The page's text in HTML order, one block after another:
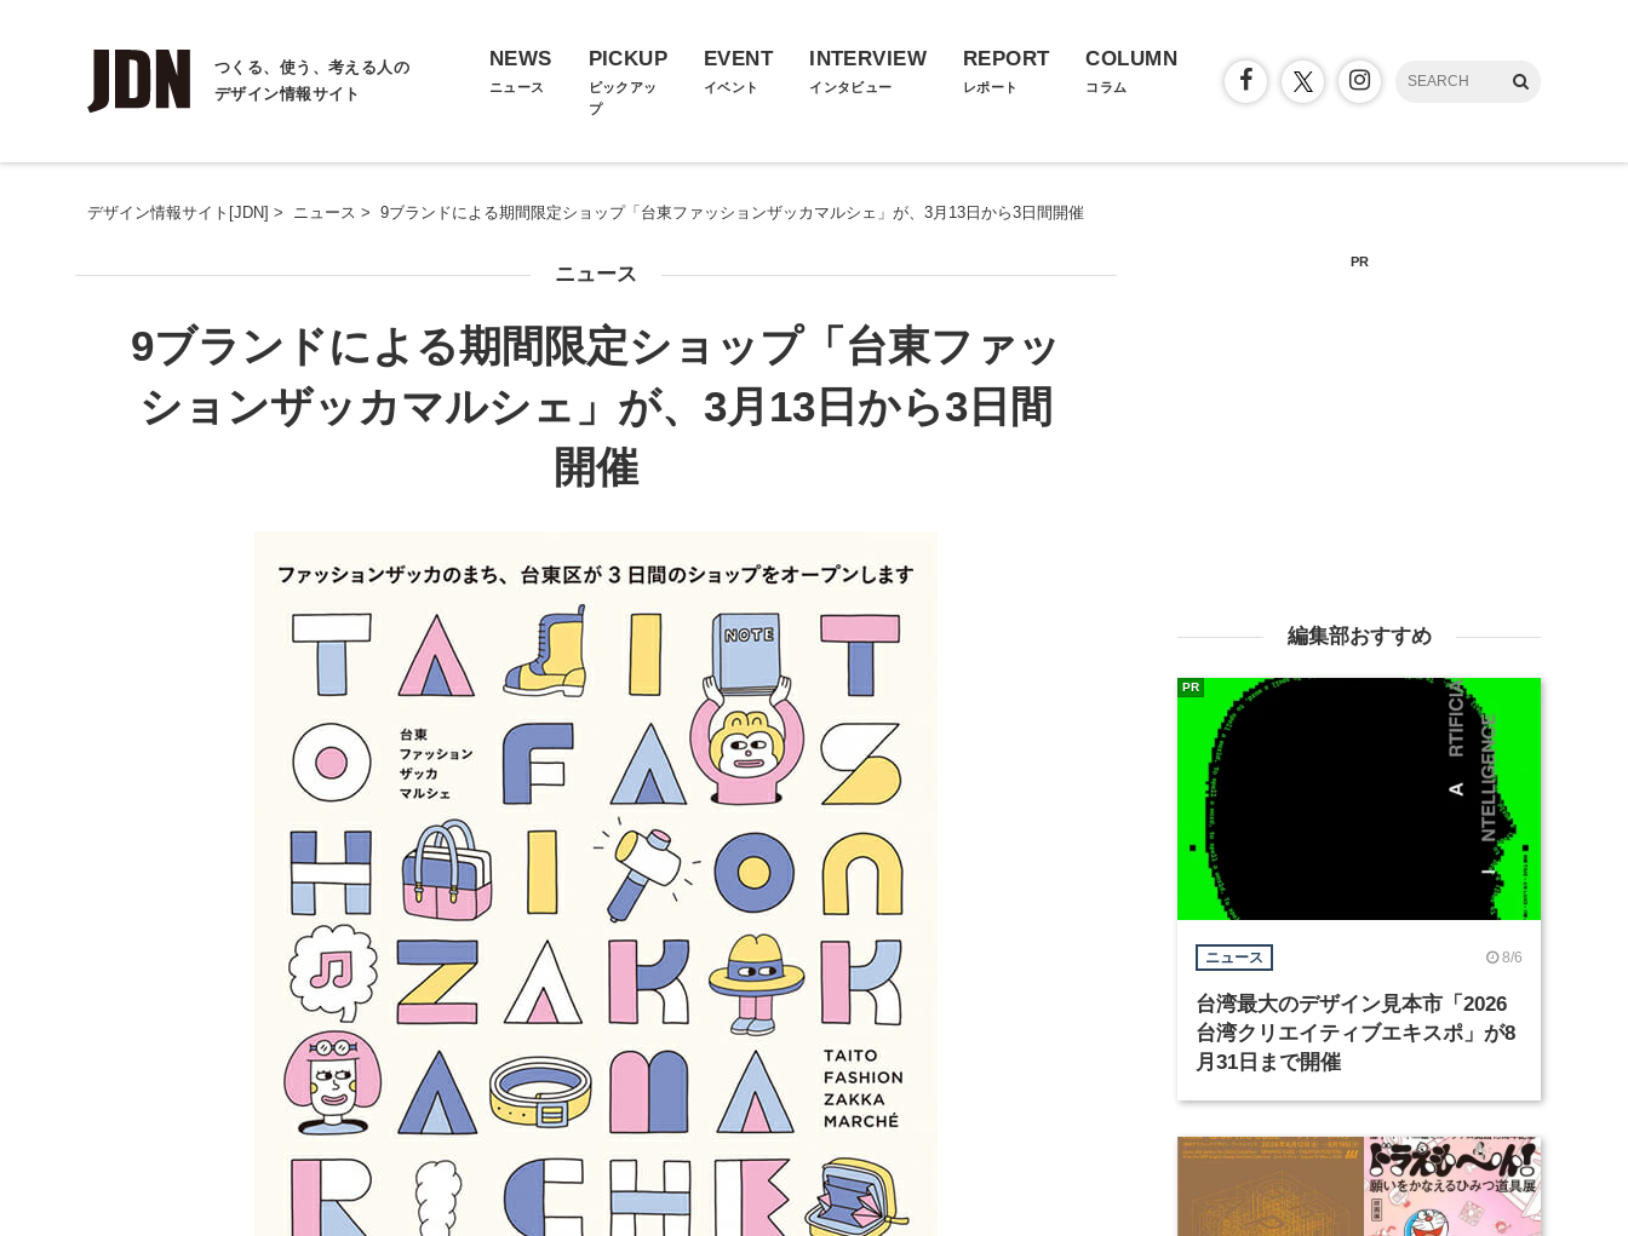
つくる、使う、考える人の
デザイン情報サイト
NEWS
ニュース
PICKUP
ピックアッ
プ
EVENT
イベント
INTERVIEW
インタビュー
REPORT
レポート
COLUMN
コラム
デザイン情報サイト[JDN] > ニュース > 9ブランドによる期間限定ショップ「台東ファッションザッカマルシェ」が、3月13日から3日間開催
ニュース
9ブランドによる期間限定ショップ「台東ファッ
ションザッカマルシェ」が、3月13日から3日間
開催
PR
編集部おすすめ
ニュース 8/6
台湾最大のデザイン見本市「2026
台湾クリエイティブエキスポ」が8
月31日まで開催
PR